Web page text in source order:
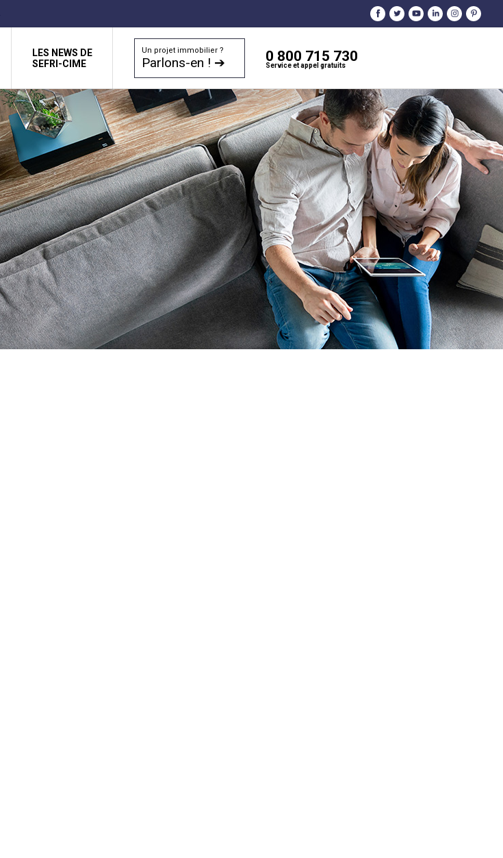
LES NEWS DE
SEFRI-CIME
Un projet immobilier ?
Parlons-en ! ➔ 0 800 715 730
Service et appel gratuits